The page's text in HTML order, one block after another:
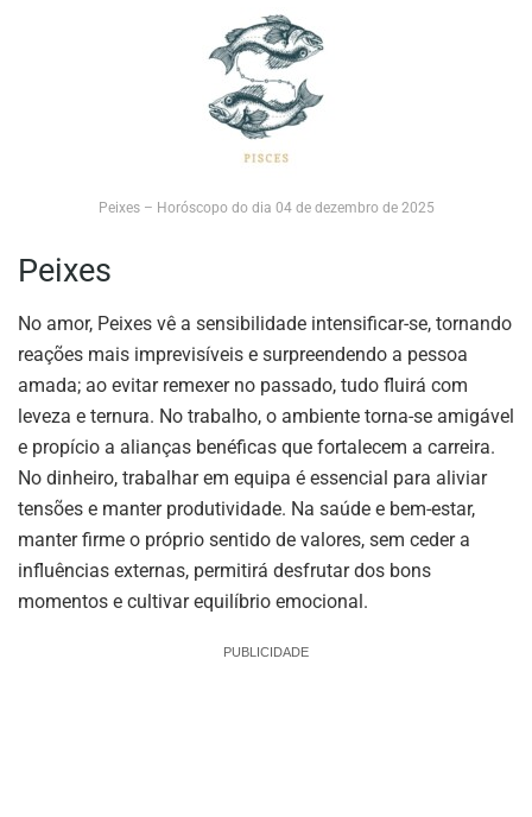
Peixes – Horóscopo do dia 04 de dezembro de 2025
Peixes
No amor, Peixes vê a sensibilidade intensificar-se, tornando
reações mais imprevisíveis e surpreendendo a pessoa
amada; ao evitar remexer no passado, tudo fluirá com
leveza e ternura. No trabalho, o ambiente torna-se amigável
e propício a alianças benéficas que fortalecem a carreira.
No dinheiro, trabalhar em equipa é essencial para aliviar
tensões e manter produtividade. Na saúde e bem-estar,
manter firme o próprio sentido de valores, sem ceder a
influências externas, permitirá desfrutar dos bons
momentos e cultivar equilíbrio emocional.
PUBLICIDADE